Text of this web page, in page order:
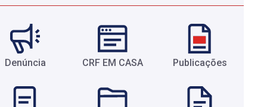
Denúncia CRF EM CASA Publicações